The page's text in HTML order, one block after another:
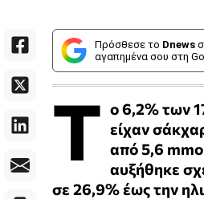
Πρόσθεσε το Dnews
αγαπημένα σου στη
Τ ο 6,2% των
είχαν
από 5,6
αυξήθηκε
σε 26,9% έως την